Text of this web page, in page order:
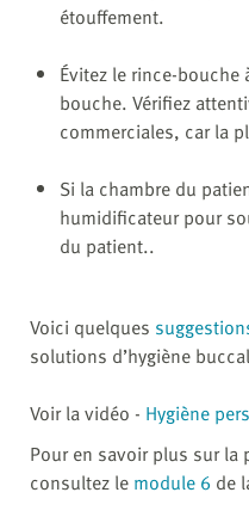
étouffement.
Évitez le rince-bouche
bouche. Vérifiez
commerciales, car la
Si la chambre du
humidificateur pour
du patient..
Voici quelques
solutions d’hygiène
Voir la vidéo - Hygiène
Pour en savoir plus sur
consultez le module 6 de